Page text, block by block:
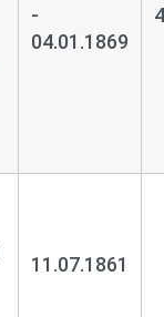
-
04.01.1869
11.07.1861